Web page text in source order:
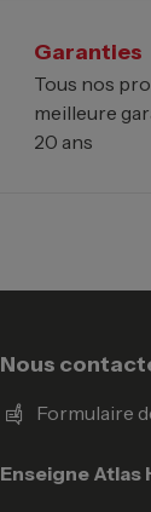
Garanties
Tous nos
meilleure
20 ans
Nous
Formulaire
Enseigne Atlas